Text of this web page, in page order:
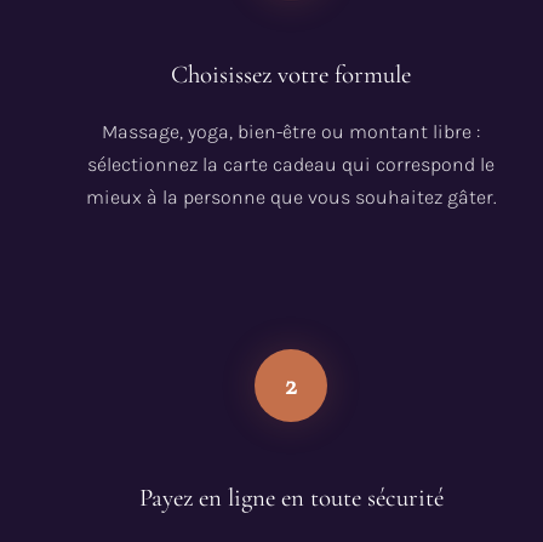
Choisissez votre formule
Massage, yoga, bien-être ou montant libre :
sélectionnez la carte cadeau qui correspond le
mieux à la personne que vous souhaitez gâter.
2
Payez en ligne en toute sécurité